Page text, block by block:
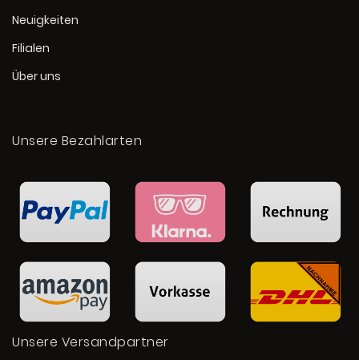
Neuigkeiten
Filialen
Über uns
Unsere Bezahlarten
Unsere Versandpartner